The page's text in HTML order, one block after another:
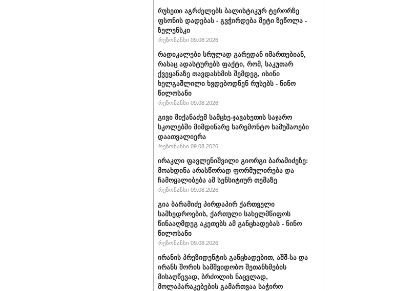
რუსეთი აგრძელებს ბალისტიკურ ტერორზე
ფსონის დადებას - გვჭირდება მეტი ზეწოლა -
ზელენსკი
რეზონანსი 09.08.2026
რადიკალები სრულად გარედან იმართებიან,
რასაც ადასტურებს ფაქტი, რომ, საკუთარ
ქვეყანაზე თავდასხმის შემდეგ, ისინი
ხელგაშლილი ხვდებოდნენ რუსებს - ნინო
წილოსანი
რეზონანსი 09.08.2026
გივი მიქანაძემ სამცხე-ჯავახეთის საჯარო
სკოლებში მიმდინარე სარემონტო სამუშაოები
დაათვალიერა
რეზონანსი 09.08.2026
ირაკლი ფავლენიშვილი გიორგი ბარამიძეზე:
მოახდინა არასწორად ფორმულირება და
ჩამოყალიბება ამ სენსიტიურ თემაზე
რეზონანსი 09.08.2026
გია ბარამიძე პირდაპირ ქართველი
სამხედროების, ქართული სახელმწიფოს
წინააღმდეგ აკეთებს ამ განცხადებას - ნინო
წილოსანი
რეზონანსი 09.08.2026
ირანის პრეზიდენტის განცხადებით, აშშ-სა და
ირანს შორის სამშვიდობო შეთანხმების
მისაღწევად, ბრძოლის ნაცვლად,
მოლაპარაკებების გამართვაა საჭირო